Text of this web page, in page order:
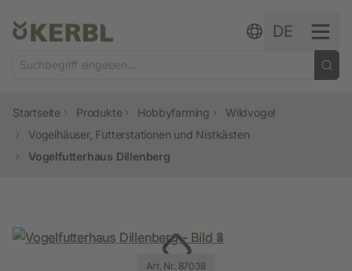
DE
Startseite Produkte Hobbyfarming
Wildvogel
Vogelhäuser, Futterstationen und Nistkästen
Vogelfutterhaus Dillenberg
Art. Nr. 87038
Art. Nr. 87038
Art. Nr. 87038
Art. Nr. 87038